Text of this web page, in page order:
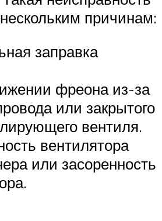
причинам:
заправка
фреона из-за
или закрытого
вентиля.
вентилятора
или засоренность